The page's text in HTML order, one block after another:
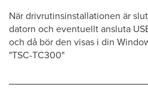
När drivrutinsinstallationen är
datorn och eventuellt ansluta
och då bör den visas i din
"TSC-TC300"